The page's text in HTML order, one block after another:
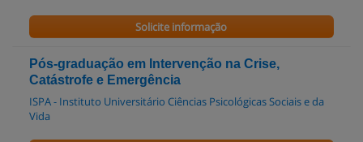
Solicite informação
Pós-graduação em Intervenção na Crise,
Catástrofe e Emergência
ISPA - Instituto Universitário Ciências Psicológicas Sociais e da
Vida